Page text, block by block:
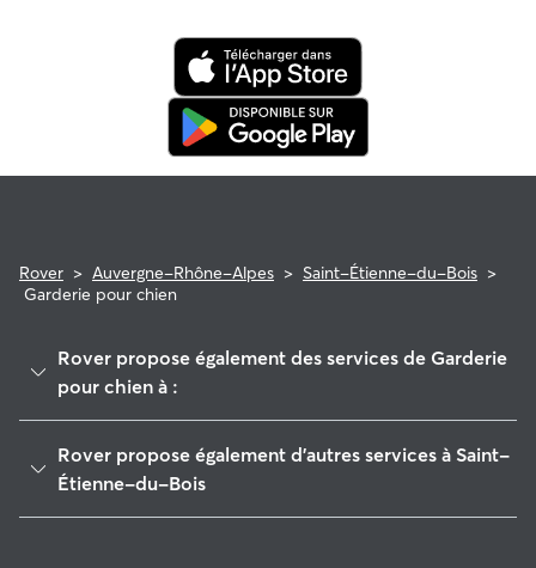
remboursement de la garantie Rover (pour les demandes
éligibles uniquement).
Rover > Auvergne-Rhône-Alpes > Saint-Étienne-du-Bois >
Garderie pour chien
Rover propose également des services de Garderie
pour chien à :
Tossiat
Rover propose également d'autres services à Saint-
Étienne-du-Bois